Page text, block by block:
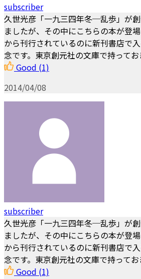
subscriber
久世光彦「一九三四年冬─乱歩」が
ましたが、その中にこちらの本が登
から刊行されているのに新刊書店で
念です。東京創元社の文庫で持ってお
Good (1)
2014/04/08
subscriber
久世光彦「一九三四年冬─乱歩」が
ましたが、その中にこちらの本が登
から刊行されているのに新刊書店で
念です。東京創元社の文庫で持ってお
Good (1)